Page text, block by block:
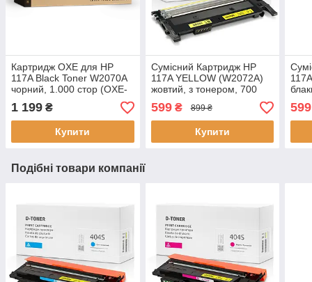
Картридж OXE для HP
117A Black Toner W2070A
чорний, 1.000 стор (OXE-
1 199 ₴
Купити
Сумісний Картридж HP
117A YELLOW (W2072A)
жовтий, з тонером, 700
стор., аналог від Gravitone
599₴ 899 ₴
Купити
599
Подібні товари компанії